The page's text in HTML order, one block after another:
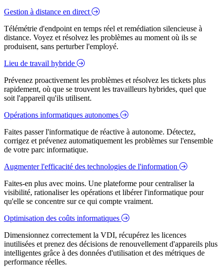
Gestion à distance en direct
Télémétrie d'endpoint en temps réel et remédiation silencieuse à
distance. Voyez et résolvez les problèmes au moment où ils se
produisent, sans perturber l'employé.
Lieu de travail hybride
Prévenez proactivement les problèmes et résolvez les tickets plus
rapidement, où que se trouvent les travailleurs hybrides, quel que
soit l'appareil qu'ils utilisent.
Opérations informatiques autonomes
Faites passer l'informatique de réactive à autonome. Détectez,
corrigez et prévenez automatiquement les problèmes sur l'ensemble
de votre parc informatique.
Augmenter l'efficacité des technologies de l'information
Faites-en plus avec moins. Une plateforme pour centraliser la
visibilité, rationaliser les opérations et libérer l'informatique pour
qu'elle se concentre sur ce qui compte vraiment.
Optimisation des coûts informatiques
Dimensionnez correctement la VDI, récupérez les licences
inutilisées et prenez des décisions de renouvellement d'appareils plus
intelligentes grâce à des données d'utilisation et des métriques de
performance réelles.